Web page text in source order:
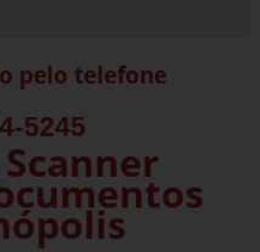
pelo telefone
5245